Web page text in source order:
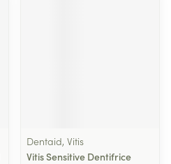
Dentaid, Vitis
Vitis Sensitive Dentifrice